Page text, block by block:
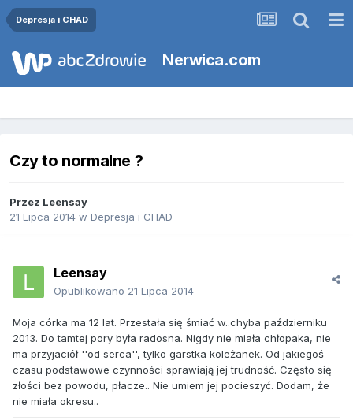
Depresja i CHAD
Nerwica.com
Czy to normalne ?
Przez Leensay
21 Lipca 2014 w Depresja i CHAD
Leensay
Opublikowano 21 Lipca 2014
Moja córka ma 12 lat. Przestała się śmiać w..chyba październiku
2013. Do tamtej pory była radosna. Nigdy nie miała chłopaka, nie
ma przyjaciół ''od serca'', tylko garstka koleżanek. Od jakiegoś
czasu podstawowe czynności sprawiają jej trudność. Często się
złości bez powodu, płacze.. Nie umiem jej pocieszyć. Dodam, że
nie miała okresu..